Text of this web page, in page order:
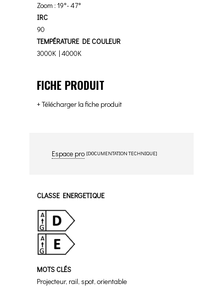
Zoom : 19°- 47°
IRC
90
TEMPÉRATURE DE COULEUR
3000K | 4000K
FICHE PRODUIT
+ Télécharger la fiche produit
Espace pro [DOCUMENTATION TECHNIQUE]
CLASSE ENERGETIQUE
MOTS CLÉS
Projecteur, rail, spot, orientable